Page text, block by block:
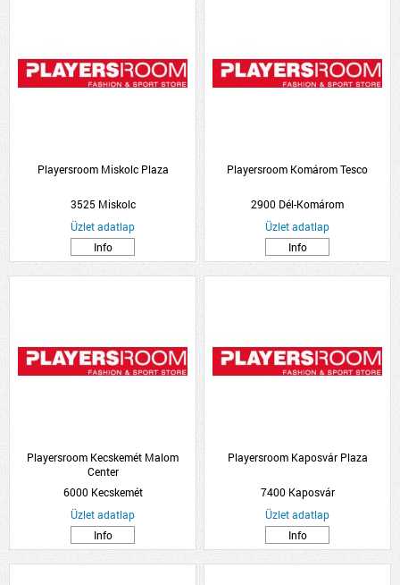
Playersroom Miskolc Plaza
3525 Miskolc
Üzlet adatlap
Info
Playersroom Komárom Tesco
2900 Dél-Komárom
Üzlet adatlap
Info
Playersroom Kecskemét Malom
Center
6000 Kecskemét
Üzlet adatlap
Info
Playersroom Kaposvár Plaza
7400 Kaposvár
Üzlet adatlap
Info